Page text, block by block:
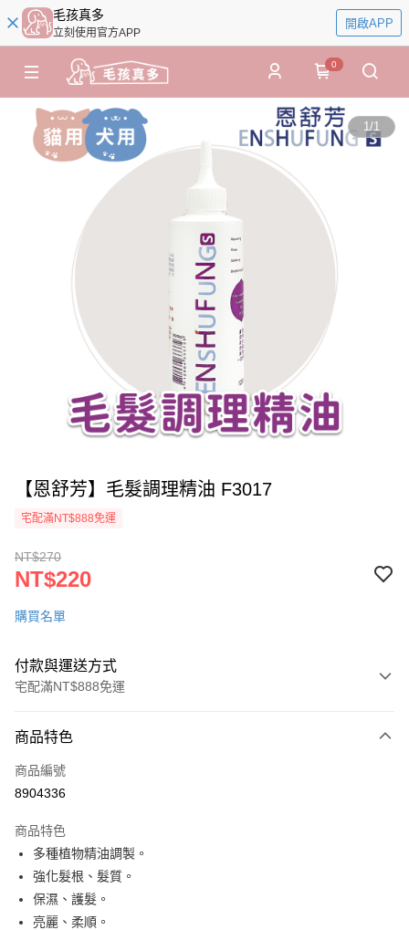
毛孩真多
立刻使用官方APP
開啟APP
0
1/1
【恩舒芳】毛髮調理精油 F3017
宅配滿NT$888免運
NT$270
NT$220
購買名單
付款與運送方式
宅配滿NT$888免運
信用卡一次付款
LINE Pay
運送方式
宅配
每筆NT$100，滿NT$888(含以上)免運費
商品特色
商品編號
8904336
商品特色
多種植物精油調製。
強化髮根、髮質。
保濕、護髮。
亮麗、柔順。